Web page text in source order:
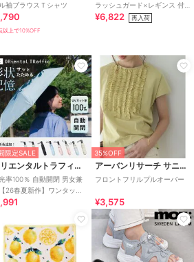
袖ブラウスＴシャツ
以上で10%OFF
ラッシュガード×レギンス 付
き タンキニ
¥6,822 再入荷
限定SALE
オリエンタルトラフィック
率100％ 自動開閉 男女兼
26春夏新作】ワンタッチ
兼用 折りたたみ傘 /G-
35%OFF
アーバンリサーチ サニーレーベル
フロントフリルプルオーバー
¥3,575